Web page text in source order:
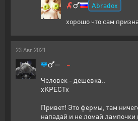
Abradox
хорошо что сам
23 Авг 2021
-
Человек - дешевка..
xKPECTx
Привет! Это фермы, там
нападай и не ломай лампочки